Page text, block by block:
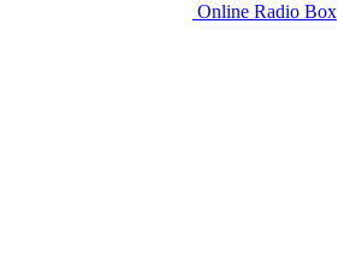
Online Radio Box